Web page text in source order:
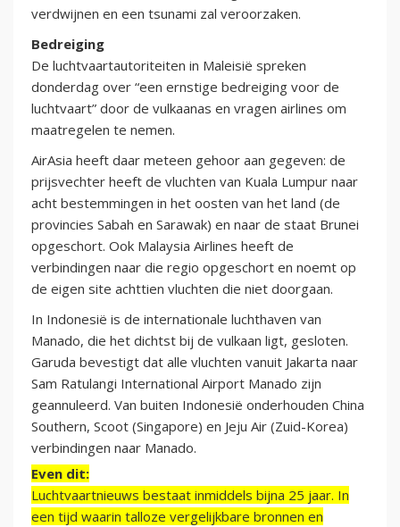
verdwijnen en een tsunami zal veroorzaken.
Bedreiging
De luchtvaartautoriteiten in Maleisië spreken
donderdag over “een ernstige bedreiging voor de
luchtvaart” door de vulkaanas en vragen airlines om
maatregelen te nemen.
AirAsia heeft daar meteen gehoor aan gegeven: de
prijsvechter heeft de vluchten van Kuala Lumpur naar
acht bestemmingen in het oosten van het land (de
provincies Sabah en Sarawak) en naar de staat Brunei
opgeschort. Ook Malaysia Airlines heeft de
verbindingen naar die regio opgeschort en noemt op
de eigen site achttien vluchten die niet doorgaan.
In Indonesië is de internationale luchthaven van
Manado, die het dichtst bij de vulkaan ligt, gesloten.
Garuda bevestigt dat alle vluchten vanuit Jakarta naar
Sam Ratulangi International Airport Manado zijn
geannuleerd. Van buiten Indonesië onderhouden China
Southern, Scoot (Singapore) en Jeju Air (Zuid-Korea)
verbindingen naar Manado.
Even dit:
Luchtvaartnieuws bestaat inmiddels bijna 25 jaar. In
een tijd waarin talloze vergelijkbare bronnen en